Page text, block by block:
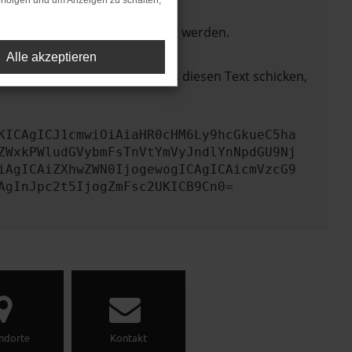
nicht mehr unterstützt werden.
zu beheben. Du kannst uns diesen Text schicken,
Kontakt
Alle akzeptieren